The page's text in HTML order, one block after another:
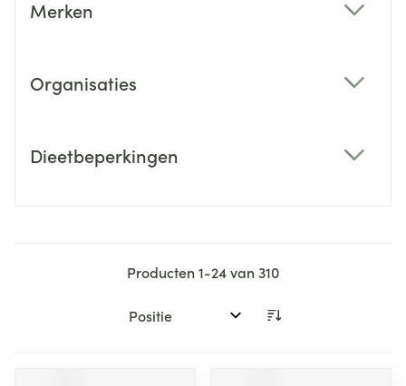
Merken
Organisaties
Dieetbeperkingen
Producten1-24van310
Sorteer op: